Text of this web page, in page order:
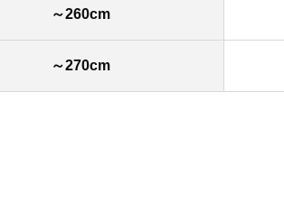
～260cm
～270cm